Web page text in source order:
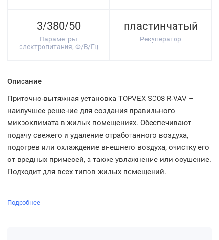
3/380/50
Параметры
электропитания, Ф/В/Гц
пластинчатый
Рекуператор
Описание
Приточно-вытяжная установка TOPVEX SC08 R-VAV –
наилучшее решение для создания правильного
микроклимата в жилых помещениях. Обеспечивают
подачу свежего и удаление отработанного воздуха,
подогрев или охлаждение внешнего воздуха, очистку его
от вредных примесей, а также увлажнение или осушение.
Подходит для всех типов жилых помещений.
Подробнее